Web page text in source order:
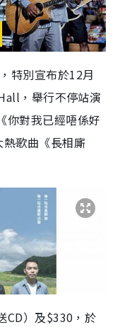
特別宣布於12月
，舉行不停站演
你對我已經唔係好
歌曲《長相廝
CD）及$330，於